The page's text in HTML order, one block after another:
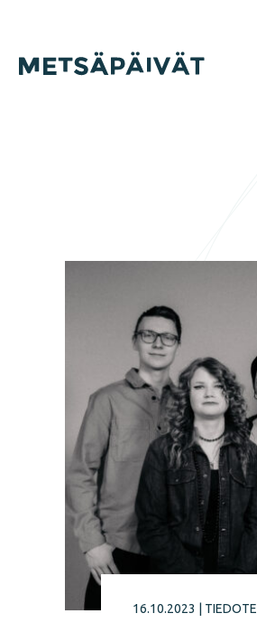
16.10.2023 TIEDOTE